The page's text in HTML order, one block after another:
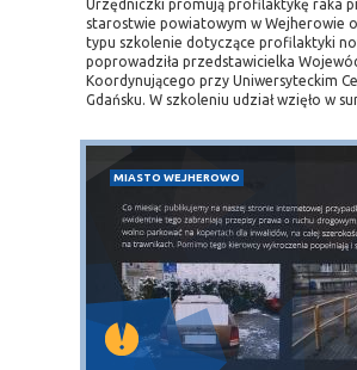
Urzędniczki promują profilaktykę raka
starostwie powiatowym w Wejherowie
typu szkolenie dotyczące profilaktyki
poprowadziła przedstawicielka
Koordynującego przy Uniwersyteckim
Gdańsku. W szkoleniu udział wzięło w
MIASTO WEJHEROWO